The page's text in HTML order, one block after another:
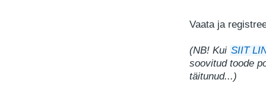
Vaata ja
(NB! Kui SIIT
soovitud toode
täitunud...)